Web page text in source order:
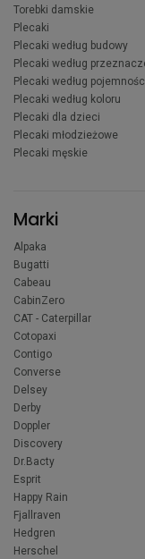
Torebki damskie
Plecaki
Plecaki według budowy
Plecaki według
Plecaki według
Plecaki według koloru
Plecaki dla dzieci
Plecaki młodzieżowe
Plecaki męskie
Marki
Alpaka
Bugatti
Cabeau
CabinZero
CAT - Caterpillar
Cotopaxi
Contigo
Converse
Delsey
Derby
Doppler
Discovery
Dr.Bacty
Esprit
Happy Rain
Fjallraven
Hedgren
Herschel